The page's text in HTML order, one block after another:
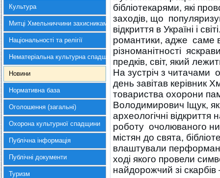
Культура
Митці Хмельниччини захисникам України
Національності та релігії
Нематеріальна культурна спадщина
Новини
Нормативна база
Оголошення (загальні)
Охорона культурної спадщини
Публічна інформація
Публічні документи
Туризм
бібліотекарями, які
заходів, що
відкриття в Україні і
романтики, адже саме
різноманітності
предків, світ, який
На зустріч з читачами
день завітав керівник
товариства охорони
Володимирович Іщук,
археологічні
роботу очолюваного
містян до свята,
влаштували
ході якого провели
найдорожчий зі